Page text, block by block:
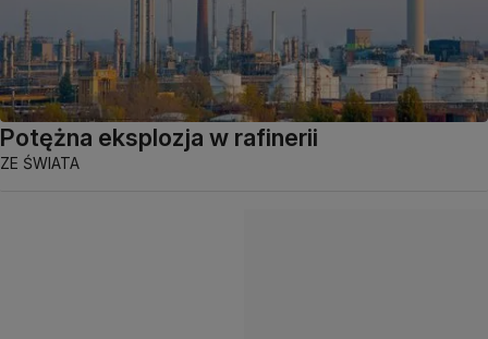
Potężna eksplozja w rafinerii
ZE ŚWIATA